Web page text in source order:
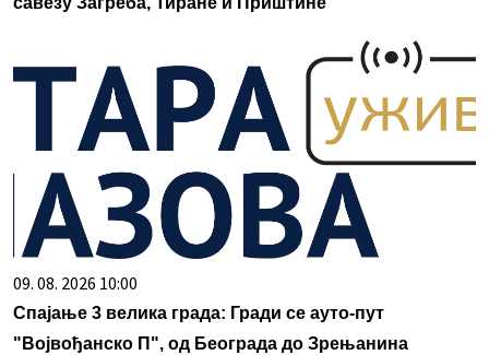
09. 08. 2026 10:00
Спајање 3 велика града: Гради се ауто-пут
"Војвођанско П", од Београда до Зрењанина